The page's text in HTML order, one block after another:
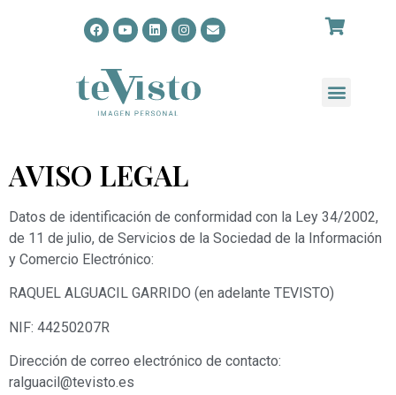
AVISO LEGAL
Datos de identificación de conformidad con la Ley 34/2002,
de 11 de julio, de Servicios de la Sociedad de la Información
y Comercio Electrónico:
RAQUEL ALGUACIL GARRIDO (en adelante TEVISTO)
NIF: 44250207R
Dirección de correo electrónico de contacto:
ralguacil@tevisto.es